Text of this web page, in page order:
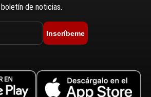
de noticias.
Inscríbeme